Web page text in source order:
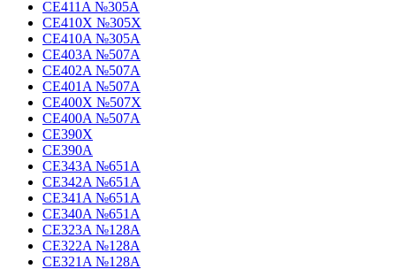
CE411A №305A
CE410X №305X
CE410A №305A
CE403A №507A
CE402A №507A
CE401A №507A
CE400X №507X
CE400A №507A
CE390X
CE390A
CE343A №651A
CE342A №651A
CE341A №651A
CE340A №651A
CE323A №128A
CE322A №128A
CE321A №128A